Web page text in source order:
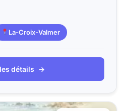
La-Croix-Valmer
détails →